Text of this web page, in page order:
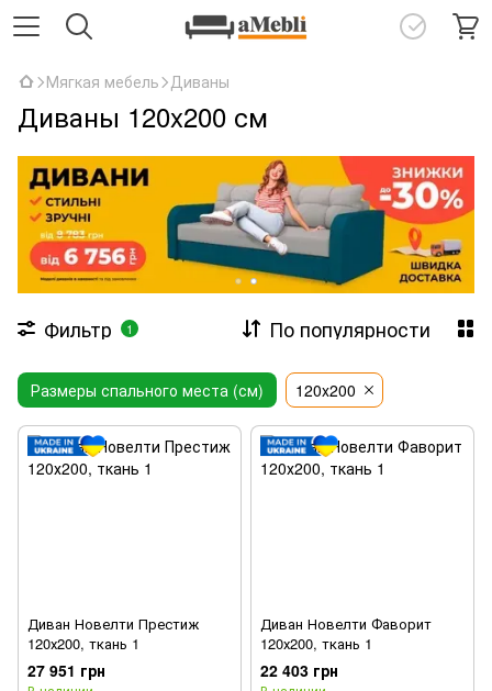
Мягкая мебель Диваны
Диваны 120x200 см
Фильтр 1 По популярности
Размеры спального места (см) 120x200
Диван Новелти Престиж
120х200, ткань 1
27 951 грн
Диван Новелти Фаворит
120х200, ткань 1
22 403 грн